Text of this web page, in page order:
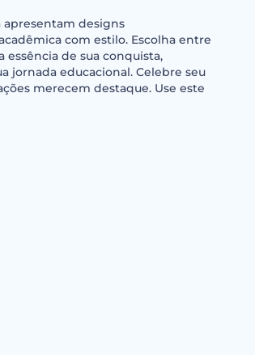
apresentam designs
com estilo. Escolha entre
de sua conquista,
jornada educacional. Celebre seu
merecem destaque. Use este